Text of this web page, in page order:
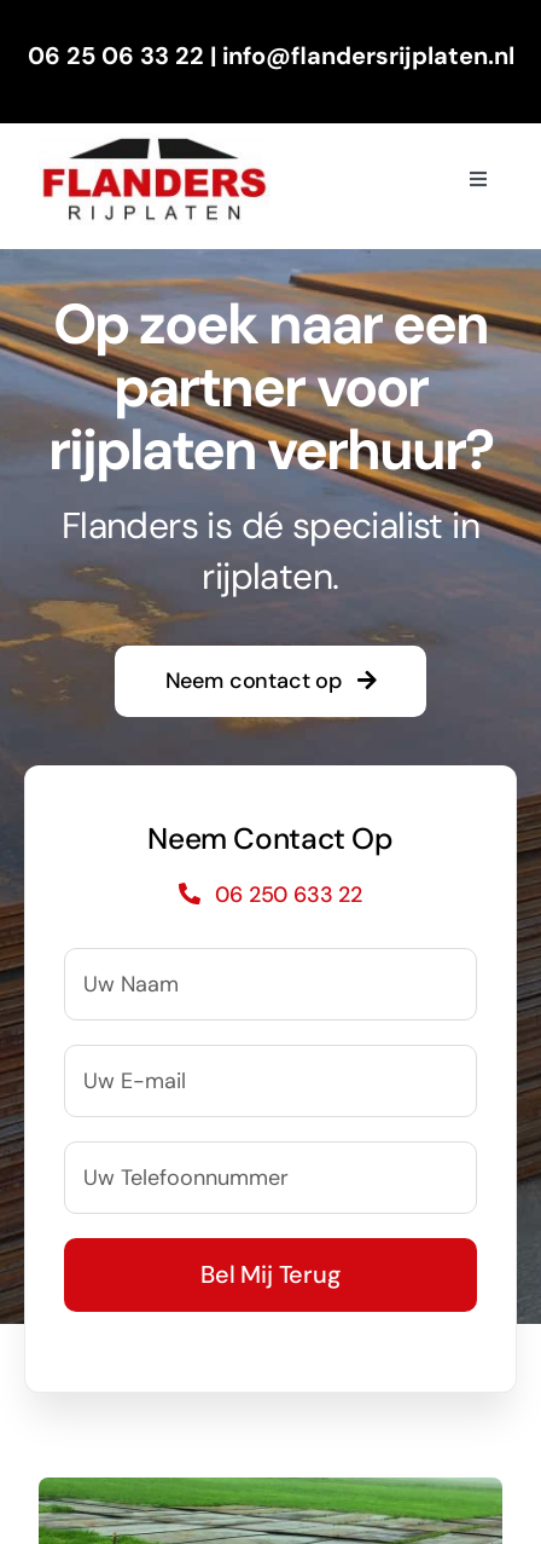
06 25 06 33 22 | info@flandersrijplaten.nl
Toggle
Waarom Flanders Rijplaten
Tarieven
Over ons
Direct Huren
Op zoek naar een
partner voor
rijplaten verhuur?
Flanders is dé specialist in
rijplaten.
Neem contact op
Neem Contact Op
06 250 633 22